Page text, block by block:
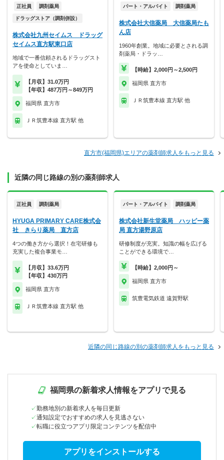
正社員 調剤薬局
ドラッグストア（調剤併設）
株式会社九州セイムス ドラッグ
セイムス直方駅東口店
地域で一番信頼されるドラッグスト
アを使命としていま…
【月収】31.0万円
【年収】487万円～849万円
福岡県 直方市
ＪＲ筑豊本線 直方駅 他
パート・アルバイト 調剤薬局
株式会社大信薬局 大信薬局たも
ん店
1960年創業。地域に必要とされる調
剤薬局・ドラッ…
【時給】2,000円～2,500円
福岡県 直方市
ＪＲ筑豊本線 直方駅 他
直方市(福岡県)エリアの薬剤師求人をもっと見る
近隣の同じ路線の別の薬剤師求人
正社員 調剤薬局
HYUGA PRIMARY CARE株式会
社 きらり薬局 直方店
4つの働き方から選択！在宅研修も
充実した複合事業モ…
【月収】33.6万円
【年収】430万円
福岡県 直方市
ＪＲ筑豊本線 直方駅 他
パート・アルバイト 調剤薬局
株式会社新生堂薬局 ハッピー薬
局 直方湯野原店
研修制度が充実。知識の幅を広げる
ことができる環境で…
【時給】2,000円～
福岡県 直方市
筑豊電気鉄道 遠賀野駅
近隣の同じ路線の別の薬剤師求人をもっと見る
福岡県の新着求人情報をアプリで見る
勤務地別の新着求人を毎日更新
通知設定でおすすめの求人を見逃さない
転職に役立つアプリ限定コンテンツを配信中
アプリをインストールする